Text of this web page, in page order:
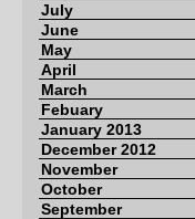
July
June
May
April
March
Febuary
January 2013
December 2012
November
October
September